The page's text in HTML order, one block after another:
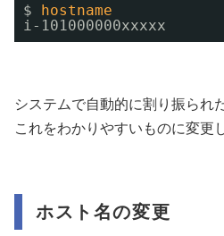
$ hostname
i-101000000xxxxx
システムで自動的に割り振られ
これをわかりやすいものに変更
ホスト名の変更